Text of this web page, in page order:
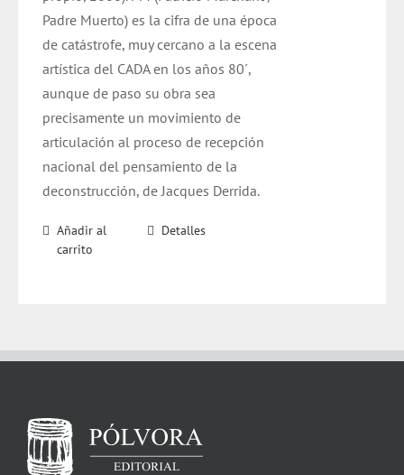
Padre Muerto) es la cifra de una época
de catástrofe, muy cercano a la escena
artística del CADA en los años 80´,
aunque de paso su obra sea
precisamente un movimiento de
articulación al proceso de recepción
nacional del pensamiento de la
deconstrucción, de Jacques Derrida.
Añadir al
carrito
Detalles